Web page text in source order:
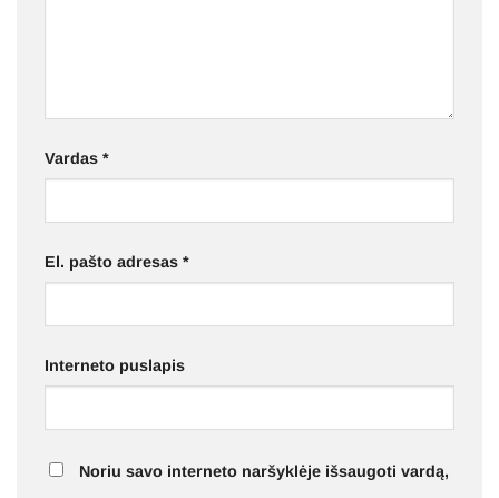
Vardas *
El. pašto adresas *
Interneto puslapis
Noriu savo interneto naršyklėje išsaugoti vardą,